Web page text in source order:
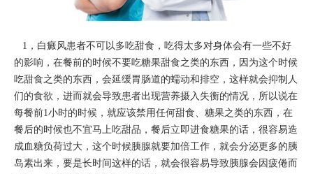
1，白癜风患者不可以多吃甜食，吃得太多对身体会有一些不好
的影响，在餐前的时候不要吃糖果甜食之类的东西，因为这个时候
吃甜食之类的东西，会延缓胃肠道的蠕动和排空，这样就会抑制人
们的食欲，进而就会导致患者出现营养摄入失衡的情况，所以说在
每餐前1小时的时候，就应该禁用任何甜食、糖果之类的东西，在
餐后的时候也不宜马上吃甜品，餐后立即进食糖果的话，很容易造
成血糖负荷过大，这个时候胰腺就要加倍工作，就会分泌更多的胰
岛素出来，要是长时间这样的话，就会很容易导致胰腺会因疲倦而